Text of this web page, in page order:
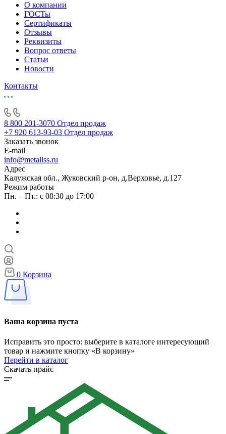
О компании
ГОСТы
Сертификаты
Отзывы
Реквизиты
Вопрос ответы
Статьи
Новости
Контакты
8 800 201-3070 Отдел продаж
+7 920 613-93-03 Отдел продаж
Заказать звонок
E-mail
info@metallss.ru
Адрес
Калужская обл., Жуковский р-он, д.Верховье, д.127
Режим работы
Пн. – Пт.: с 08:30 до 17:00
0 Корзина
Ваша корзина пуста
Исправить это просто: выберите в каталоге интересующий
товар и нажмите кнопку «В корзину»
Перейти в каталог
Скачать прайс